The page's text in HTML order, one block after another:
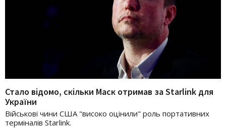
Стало відомо, скільки Маск отримав за Starlink для
України
Військові чини США "високо оцінили" роль портативних
терміналів Starlink.